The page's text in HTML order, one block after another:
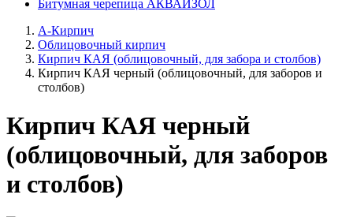
Битумная черепица АКВАИЗОЛ
А-Кирпич
Облицовочный кирпич
Кирпич КАЯ (облицовочный, для забора и столбов)
Кирпич КАЯ черный (облицовочный, для заборов и
столбов)
Кирпич КАЯ черный
(облицовочный, для заборов
и столбов)